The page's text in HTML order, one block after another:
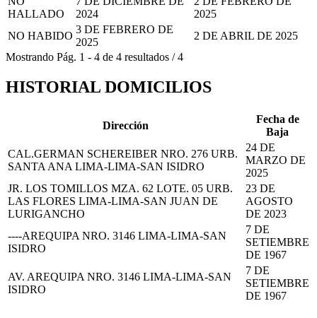
HALLADO
2024
2025
NO HABIDO
3 DE FEBRERO DE
2025
2 DE ABRIL DE 2025
Mostrando Pág. 1 - 4 de 4 resultados /4
HISTORIAL DOMICILIOS
Dirección
Fecha de
Baja
CAL.GERMAN SCHEREIBER NRO. 276 URB.
SANTA ANA LIMA-LIMA-SAN ISIDRO
24 DE
MARZO DE
2025
JR. LOS TOMILLOS MZA. 62 LOTE. 05 URB.
LAS FLORES LIMA-LIMA-SAN JUAN DE
LURIGANCHO
23 DE
AGOSTO
DE 2023
----AREQUIPA NRO. 3146 LIMA-LIMA-SAN
ISIDRO
7 DE
SETIEMBRE
DE 1967
AV. AREQUIPA NRO. 3146 LIMA-LIMA-SAN
ISIDRO
7 DE
SETIEMBRE
DE 1967